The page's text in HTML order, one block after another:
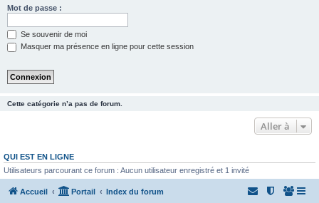
Mot de passe :
Se souvenir de moi
Masquer ma présence en ligne pour cette session
Cette catégorie n’a pas de forum.
Aller à
QUI EST EN LIGNE
Utilisateurs parcourant ce forum : Aucun utilisateur enregistré et 1 invité
Accueil Portail Index du forum